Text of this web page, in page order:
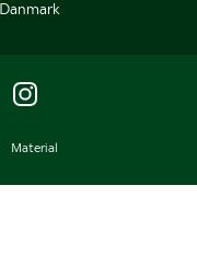
Danmark
Material